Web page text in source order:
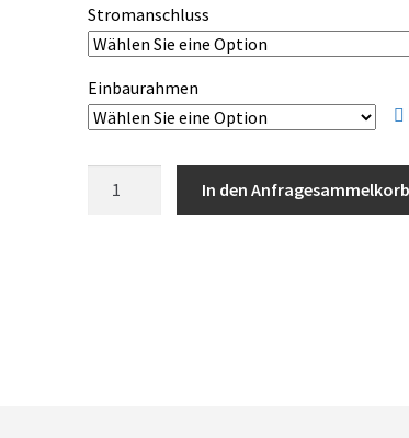
Stromanschluss
Einbaurahmen
In den Anfragesammelkorb